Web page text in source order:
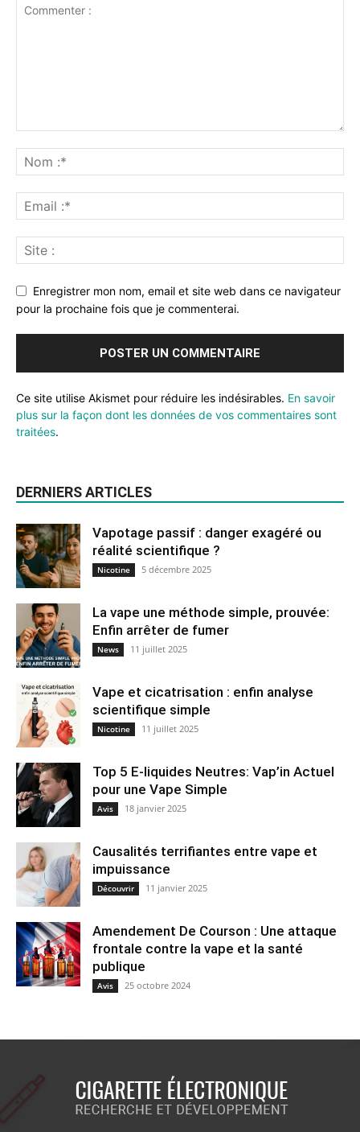
Enregistrer mon nom, email et site web dans ce navigateur
pour la prochaine fois que je commenterai.
Ce site utilise Akismet pour réduire les indésirables. En savoir
plus sur la façon dont les données de vos commentaires sont
traitées.
DERNIERS ARTICLES
Vapotage passif : danger exagéré ou
réalité scientifique ?
Nicotine 5 décembre 2025
La vape une méthode simple, prouvée:
Enfin arrêter de fumer
News 11 juillet 2025
Vape et cicatrisation : enfin analyse
scientifique simple
Nicotine 11 juillet 2025
Top 5 E-liquides Neutres: Vap’in Actuel
pour une Vape Simple
Avis 18 janvier 2025
Causalités terrifiantes entre vape et
impuissance
Découvrir 11 janvier 2025
Amendement De Courson : Une attaque
frontale contre la vape et la santé
publique
Avis 25 octobre 2024